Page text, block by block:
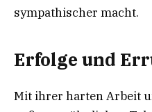
sympathischer macht.
Erfolge und
Mit ihrer harten Arbeit